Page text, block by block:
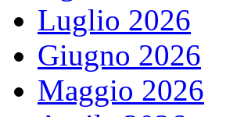
Luglio 2026
Giugno 2026
Maggio 2026